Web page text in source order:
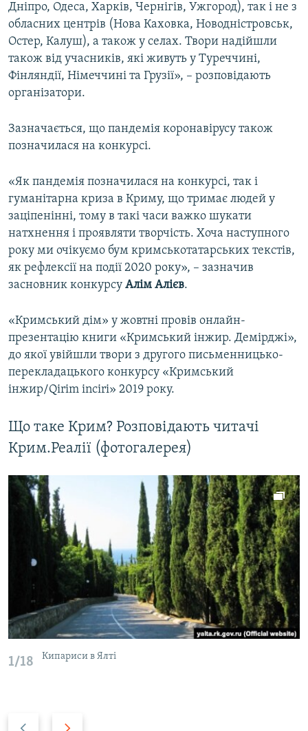
Дніпро, Одеса, Харків, Чернігів, Ужгород), так і не з
обласних центрів (Нова Каховка, Новодністровськ,
Остер, Калуш), а також у селах. Твори надійшли
також від учасників, які живуть у Туреччині,
Фінляндії, Німеччині та Грузії», – розповідають
організатори.
Зазначається, що пандемія коронавірусу також
позначилася на конкурсі.
«Як пандемія позначилася на конкурсі, так і
гуманітарна криза в Криму, що тримає людей у
заціпенінні, тому в такі часи важко шукати
натхнення і проявляти творчість. Хоча наступного
року ми очікуємо бум кримськотатарських текстів,
як рефлексії на події 2020 року», – зазначив
засновник конкурсу Алім Алієв.
«Кримський дім» у жовтні провів онлайн-
презентацію книги «Кримський інжир. Демірджі»,
до якої увійшли твори з другого письменницько-
перекладацького конкурсу «Кримський
інжир/Qirim inciri» 2019 року.
Що таке Крим? Розповідають читачі
Крим.Реалії (фотогалерея)
1/18 Кипариси в Ялті